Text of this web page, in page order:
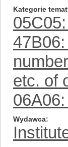
Kategorie
etc. of
Wydawca